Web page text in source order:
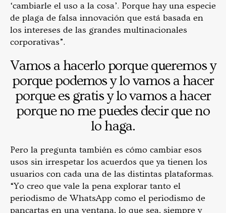
‘cambiarle el uso a la cosa’. Porque hay una especie
de plaga de falsa innovación que está basada en
los intereses de las grandes multinacionales
corporativas”.
Vamos a hacerlo porque queremos y
porque podemos y lo vamos a hacer
porque es gratis y lo vamos a hacer
porque no me puedes decir que no
lo haga.
Pero la pregunta también es cómo cambiar esos
usos sin irrespetar los acuerdos que ya tienen los
usuarios con cada una de las distintas plataformas.
“Yo creo que vale la pena explorar tanto el
periodismo de WhatsApp como el periodismo de
pancartas en una ventana, lo que sea, siempre y